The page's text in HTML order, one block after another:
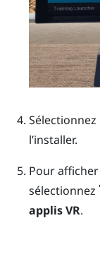
l’installer.
Pour
sélectionnez
applis VR.